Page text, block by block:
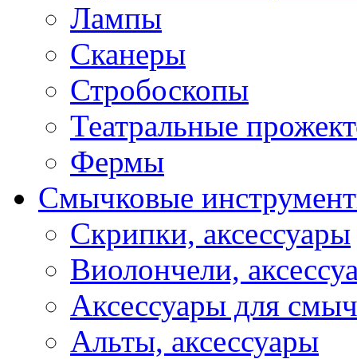
Лампы
Сканеры
Стробоскопы
Театральные
Фермы
Смычковые
Скрипки, аксессуары
Виолончели,
Аксессуары для
Альты, аксессуары